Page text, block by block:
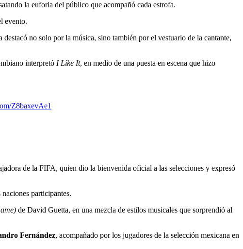
la euforia del público que acompañó cada estrofa.
evento.
destacó no solo por la música, sino también por el vestuario de la cantante,
interpretó I Like It, en medio de una puesta en escena que hizo
Z8baxevAe1
de la FIFA, quien dio la bienvenida oficial a las selecciones y expresó
participantes.
de David Guetta, en una mezcla de estilos musicales que sorprendió al
Fernández, acompañado por los jugadores de la selección mexicana en